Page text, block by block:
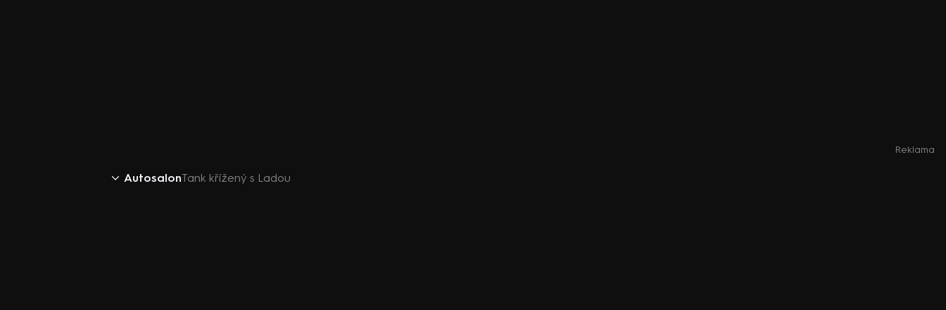
Reklama
AutosalonTank křížený s Ladou